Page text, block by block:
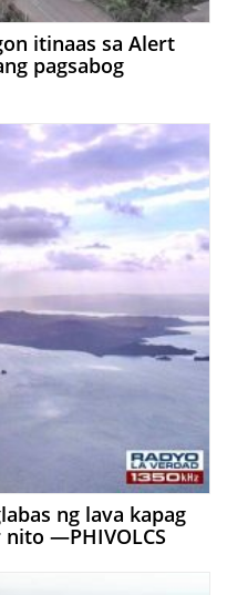
itinaas sa Alert
pagsabog
ng lava kapag
—PHIVOLCS